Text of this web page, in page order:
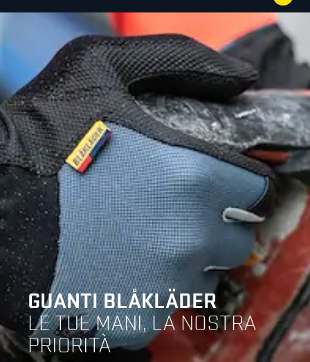
GUANTI BLÅKLÄDER
LE TUE MANI, LA NOSTRA
PRIORITÀ